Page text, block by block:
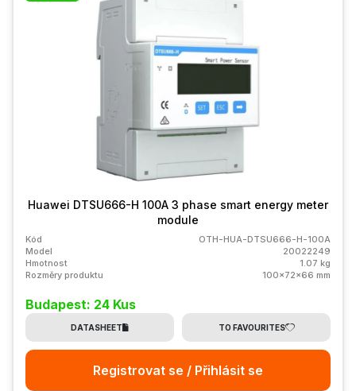
Huawei DTSU666-H 100A 3 phase smart energy meter
module
Kód
OTH-HUA-DTSU666-H-100A
Model
20022249
Hmotnost
1.07 kg
Rozměry produktu
100x72x66 mm
Budapest: 24 Kus
DATASHEET TO FAVOURITES
Registrovat se / Přihlásit se